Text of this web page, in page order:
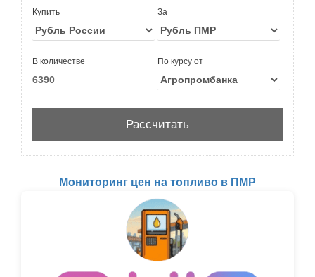
Купить За
В количестве По курсу от
Мониторинг цен на топливо в ПМР